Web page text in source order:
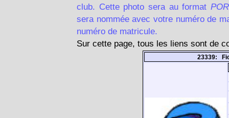
club. Cette photo sera au format
sera nommée avec votre numéro de
numéro de matricule.
Sur cette page, tous les liens sont de
23339: